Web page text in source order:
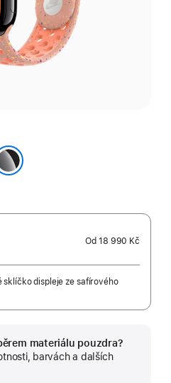
Od18 990 Kč
sklíčko displeje ze safírového
materiálu pouzdra?
barvách a dalších